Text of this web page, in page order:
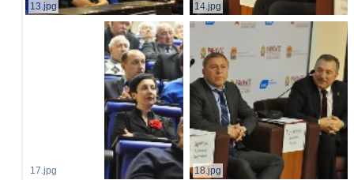
13.jpg 14.jpg
17.jpg 18.jpg